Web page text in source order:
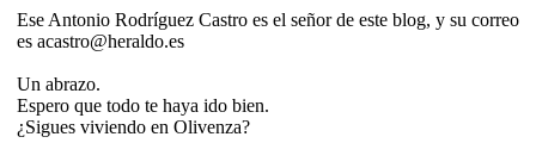
Ese Antonio Rodríguez Castro es el señor de este blog, y su correo
es acastro@heraldo.es
Un abrazo.
Espero que todo te haya ido bien.
¿Sigues viviendo en Olivenza?